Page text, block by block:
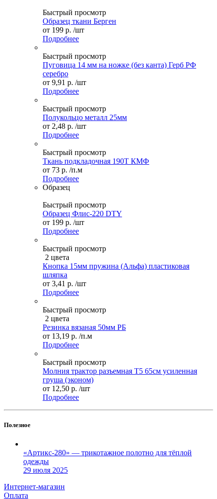
Быстрый просмотр
Образец ткани Берген
от 199 р. /шт
Подробнее
Быстрый просмотр
Пуговица 14 мм на ножке (без канта) Герб РФ
серебро
от 9,91 р. /шт
Подробнее
Быстрый просмотр
Полукольцо металл 25мм
от 2,48 р. /шт
Подробнее
Быстрый просмотр
Ткань подкладочная 190Т КМФ
от 73 р. /п.м
Подробнее
Образец
Быстрый просмотр
Образец Флис-220 DTY
от 199 р. /шт
Подробнее
Быстрый просмотр
2 цвета
Кнопка 15мм пружина (Альфа) пластиковая
шляпка
от 3,41 р. /шт
Подробнее
Быстрый просмотр
2 цвета
Резинка вязаная 50мм РБ
от 13,19 р. /п.м
Подробнее
Быстрый просмотр
Молния трактор разъемная Т5 65см усиленная
груша (эконом)
от 12,50 р. /шт
Подробнее
Полезное
«Артикс-280» — трикотажное полотно для тёплой
одежды
29 июля 2025
Интернет-магазин
Оплата